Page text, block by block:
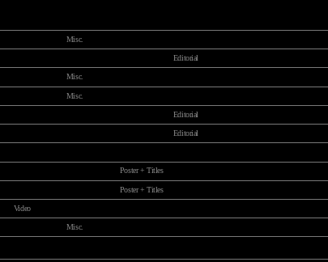
Misc.
Editorial
Misc.
Misc.
Editorial
Editorial
Poster + Titles
Poster + Titles
Video
Misc.